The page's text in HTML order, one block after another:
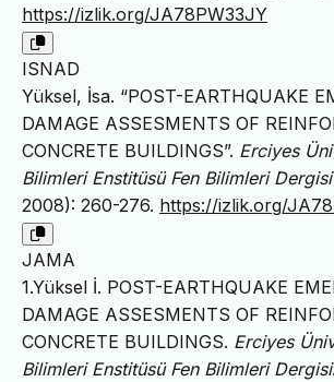
https://izlik.org/JA78PW33JY
ISNAD
Yüksel, İsa. “POST-EARTHQUAKE
DAMAGE ASSESMENTS OF
CONCRETE BUILDINGS”. Erciyes
Bilimleri Enstitüsü Fen Bilimleri Dergisi
2008): 260-276. https://izlik.org/
JAMA
1.Yüksel İ. POST-EARTHQUAKE
DAMAGE ASSESMENTS OF
CONCRETE BUILDINGS. Erciyes
Bilimleri Enstitüsü Fen Bilimleri Dergisi